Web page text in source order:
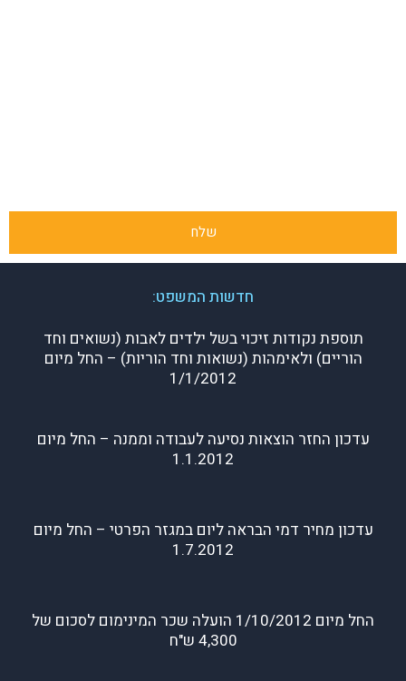
שלח
חדשות המשפט:
תוספת נקודות זיכוי בשל ילדים לאבות (נשואים וחד
הוריים) ולאימהות (נשואות וחד הוריות) – החל מיום
1/1/2012
עדכון החזר הוצאות נסיעה לעבודה וממנה – החל מיום
1.1.2012
עדכון מחיר דמי הבראה ליום במגזר הפרטי – החל מיום
1.7.2012
החל מיום 1/10/2012 הועלה שכר המינימום לסכום של
4,300 ש"ח